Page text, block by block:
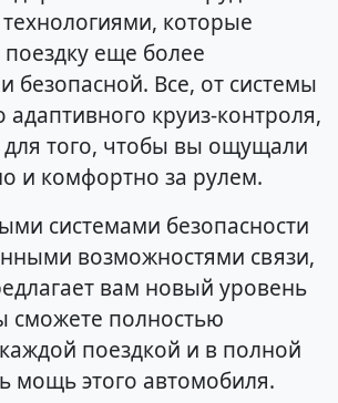
которые
еще более
безопасной. Все, от системы
адаптивного круиз-контроля,
для того, чтобы вы ощущали
и комфортно за рулем.
системами безопасности
возможностями связи,
вам новый уровень
сможете полностью
поездкой и в полной
мощь этого автомобиля.